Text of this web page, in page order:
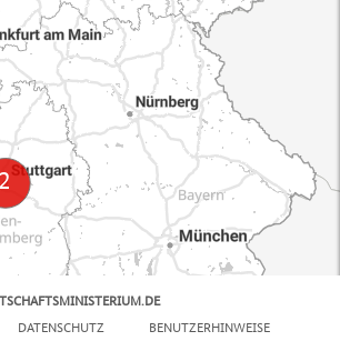
DATENSCHUTZ BENUTZERHINWEISE